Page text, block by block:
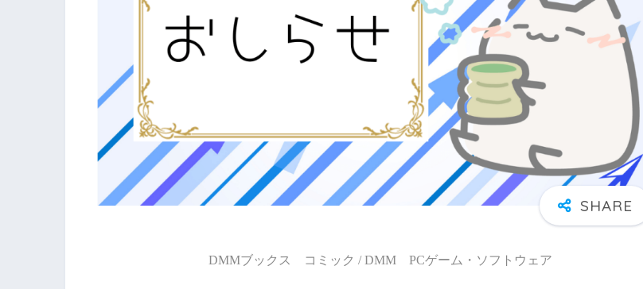
DMMブックス コミック / DMM PCゲーム・ソフトウェア